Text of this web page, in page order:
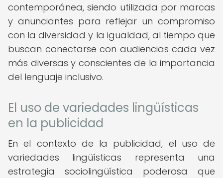
contemporánea, siendo utilizada por marcas
y anunciantes para reflejar un compromiso
con la diversidad y la igualdad, al tiempo que
buscan conectarse con audiencias cada vez
más diversas y conscientes de la importancia
del lenguaje inclusivo.
El uso de variedades lingüísticas
en la publicidad
En el contexto de la publicidad, el uso de
variedades lingüísticas representa una
estrategia sociolingüística poderosa que